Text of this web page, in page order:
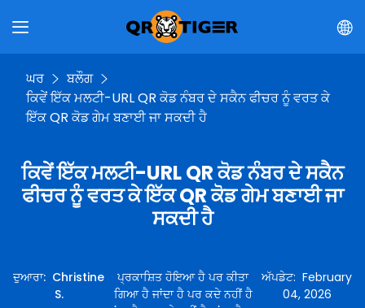
ਘਰ
ਬਲੌਗ
ਕਿਵੇਂ ਇੱਕ ਮਲਟੀ-URL QR ਕੋਡ ਨੰਬਰ ਦੇ ਸਕੈਨ ਫੀਚਰ ਨੂੰ ਵਰਤ ਕੇ
ਇੱਕ QR ਕੋਡ ਗੇਮ ਬਣਾਈ ਜਾ ਸਕਦੀ ਹੈ
ਕਿਵੇਂ ਇੱਕ ਮਲਟੀ-URL QR ਕੋਡ ਨੰਬਰ ਦੇ ਸਕੈਨ
ਫੀਚਰ ਨੂੰ ਵਰਤ ਕੇ ਇੱਕ QR ਕੋਡ ਗੇਮ ਬਣਾਈ ਜਾ
ਸਕਦੀ ਹੈ
ਦੁਆਰਾ: Christine
S.
ਪ੍ਰਕਾਸ਼ਿਤ ਹੋਇਆ ਹੈ ਪਰ ਕੀਤਾ
ਗਿਆ ਹੈ ਜਾਂਦਾ ਹੈ ਪਰ ਕਦੇ ਨਹੀਂ ਹੈ
ਅੱਪਡੇਟ: February
04, 2026